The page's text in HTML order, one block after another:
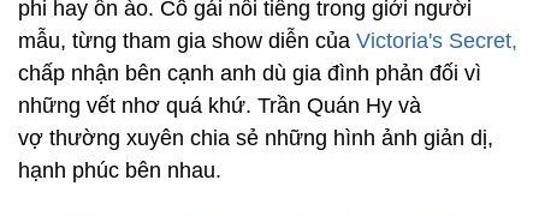
phi hay ồn ào. Cô gái nổi tiếng trong giới người
mẫu, từng tham gia show diễn của Victoria's Secret,
chấp nhận bên cạnh anh dù gia đình phản đối vì
những vết nhơ quá khứ. Trần Quán Hy và
vợ thường xuyên chia sẻ những hình ảnh giản dị,
hạnh phúc bên nhau.